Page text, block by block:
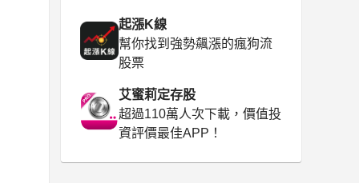
起漲K線
幫你找到強勢飆漲的瘋狗流
股票
艾蜜莉定存股
超過110萬人次下載，價值投
資評價最佳APP！